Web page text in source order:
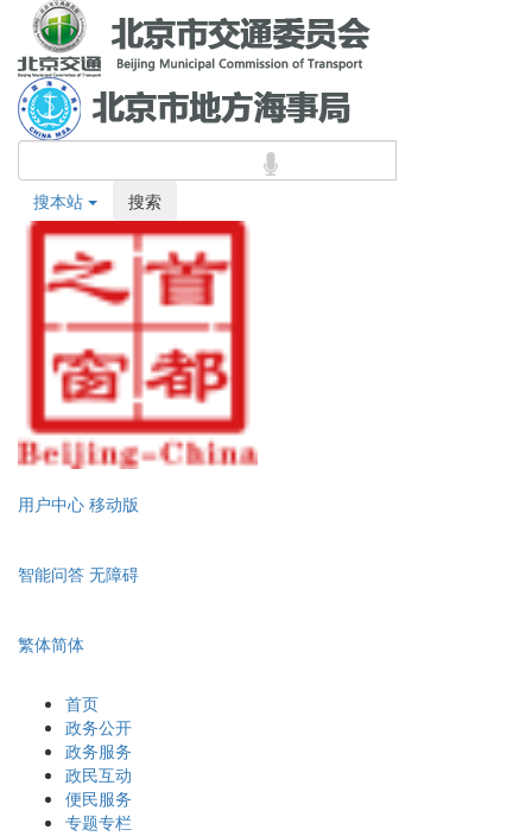
搜本站 搜索
用户中心 移动版
智能问答 无障碍
繁体简体
首页
政务公开
政务服务
政民互动
便民服务
专题专栏